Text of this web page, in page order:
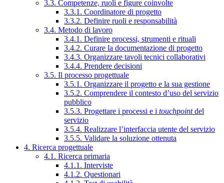
3.3. Competenze, ruoli e figure coinvolte
3.3.1. Coordinatore di progetto
3.3.2. Definire ruoli e responsabilità
3.4. Metodo di lavoro
3.4.1. Definire processi, strumenti e rituali
3.4.2. Curare la documentazione di progetto
3.4.3. Organizzare tavoli tecnici collaborativi
3.4.4. Prendere decisioni
3.5. Il processo progettuale
3.5.1. Organizzare il progetto e la sua gestione
3.5.2. Comprendere il contesto d’uso del servizio
pubblico
3.5.3. Progettare i processi e i touchpointdel
servizio
3.5.4. Realizzare l’interfaccia utente del servizio
3.5.5. Validare la soluzione ottenuta
4. Ricerca progettuale
4.1. Ricerca primaria
4.1.1. Interviste
4.1.2. Questionari